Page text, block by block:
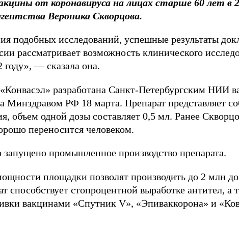
от коронавируса на лицах старше 60 лет в
Вероника Скворцова.
подобных исследований, успешные результаты
рассматривает возможность клинического
году», — сказала она.
разработана Санкт-Петербургским
Минздравом РФ 18 марта. Препарат представляет
объем одной дозы составляет 0,5 мл. Ранее
переносится человеком.
запущено промышленное производство препарата.
площадки позволят производить до 2 млн
способствует стопроцентной выработке антител, а
вакцинами «Спутник V», «Эпиваккорона» и